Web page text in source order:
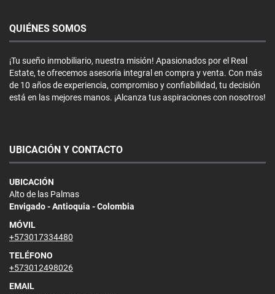
QUIÉNES SOMOS
¡Tu sueño inmobiliario, nuestra misión! Apasionados por el Real
Estate, te ofrecemos asesoría integral en compra y venta. Con más
de 10 años de experiencia, compromiso y confiabilidad, tu decisión
está en las mejores manos. ¡Alcanza tus aspiraciones con nosotros!
UBICACIÓN Y CONTACTO
UBICACIÓN
Alto de las Palmas
Envigado - Antioquia - Colombia
MÓVIL
+573017334480
TELÉFONO
+573012498026
EMAIL